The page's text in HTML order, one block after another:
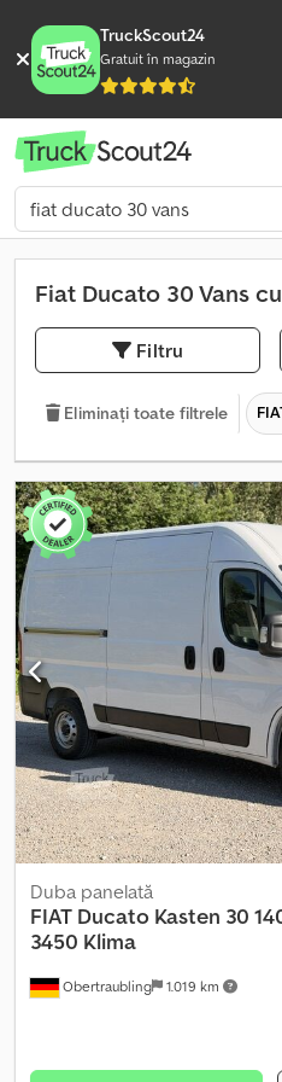
TruckScout24
Gratuit în magazin
Fiat Ducato 30 Vans
Filtru
Eliminați toate filtrele
Obertraubling 1.019 km
Duba panelată
FIAT Ducato Kasten 30
3450 Klima